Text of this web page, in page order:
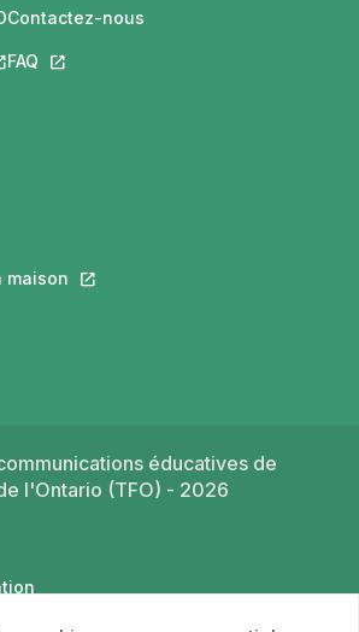
lien s'ouvrira dans un nouvel onglet.
dans un nouvel onglet.
s'ouvrira dans un nouvel onglet.
Contactez-nous
FAQ Ce lien s'ouvrira dans un nouvel
dans un nouvel onglet.
maison Ce lien s'ouvrira dans un nouvel
dans un nouvel onglet.
dans un nouvel onglet.
éducatives de
l'Ontario (TFO) - 2026